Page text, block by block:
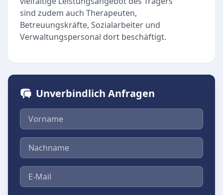
sind zudem auch Therapeuten,
Betreuungskräfte, Sozialarbeiter und
Verwaltungspersonal dort beschäftigt.
Unverbindlich Anfragen
Vorname
Nachname
E-Mail